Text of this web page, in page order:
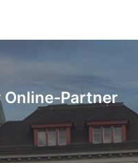
Online-Partner